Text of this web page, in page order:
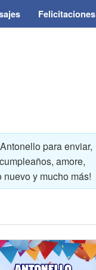
Felicitaciones
para enviar,
amore,
y mucho más!